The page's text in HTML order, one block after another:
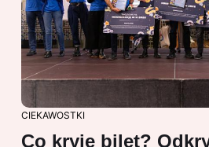
CIEKAWOSTKI
Co kryje bilet?